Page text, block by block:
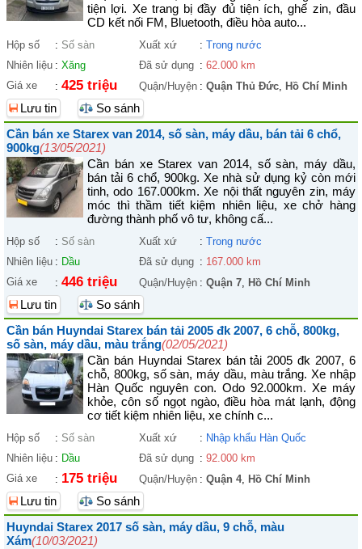
tiện lợi. Xe trang bị đầy đủ tiện ích, ghế zin, đầu
CD kết nối FM, Bluetooth, điều hòa auto...
Hộp số : Số sàn Xuất xứ : Trong nước
Nhiên liệu : Xăng Đã sử dụng : 62.000 km
Giá xe
: 425 triệu Quận/Huyện : Quận Thủ Đức, Hồ Chí Minh
Lưu tin
So sánh
Cần bán xe Starex van 2014, số sàn, máy dầu, bán tải 6 chổ,
900kg(13/05/2021)
Cần bán xe Starex van 2014, số sàn, máy dầu,
bán tải 6 chổ, 900kg. Xe nhà sử dụng kỷ còn mới
tinh, odo 167.000km. Xe nội thất nguyên zin, máy
móc thì thầm tiết kiệm nhiên liệu, xe chở hàng
đường thành phố vô tư, không cấ...
Hộp số : Số sàn Xuất xứ : Trong nước
Nhiên liệu : Dầu Đã sử dụng : 167.000 km
Giá xe
: 446 triệu Quận/Huyện : Quận 7, Hồ Chí Minh
Lưu tin
So sánh
Cần bán Huyndai Starex bán tải 2005 đk 2007, 6 chỗ, 800kg,
số sàn, máy dầu, màu trắng(02/05/2021)
Cần bán Huyndai Starex bán tải 2005 đk 2007, 6
chỗ, 800kg, số sàn, máy dầu, màu trắng. Xe nhập
Hàn Quốc nguyên con. Odo 92.000km. Xe máy
khỏe, côn số ngọt ngào, điều hòa mát lạnh, động
cơ tiết kiệm nhiên liệu, xe chính c...
Hộp số : Số sàn Xuất xứ : Nhập khẩu Hàn Quốc
Nhiên liệu : Dầu Đã sử dụng : 92.000 km
Giá xe
: 175 triệu Quận/Huyện : Quận 4, Hồ Chí Minh
Lưu tin
So sánh
Huyndai Starex 2017 số sàn, máy dầu, 9 chỗ, màu
Xám(10/03/2021)